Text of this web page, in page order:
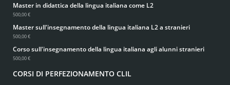
Master in didattica della lingua italiana come L2
500,00 €
Master sull'insegnamento della lingua italiana L2 a stranieri
500,00 €
Corso sull'insegnamento della lingua italiana agli alunni stranieri
500,00 €
CORSI DI PERFEZIONAMENTO CLIL